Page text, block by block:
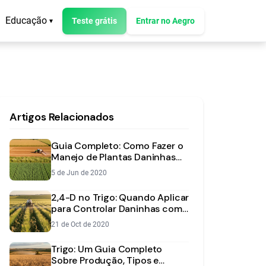
Educação ▾ Teste grátis Entrar no Aegro
Artigos Relacionados
Guia Completo: Como Fazer o
Manejo de Plantas Daninhas
no Trigo
5 de Jun de 2020
2,4-D no Trigo: Quando Aplicar
para Controlar Daninhas com
Segurança
21 de Oct de 2020
Trigo: Um Guia Completo
Sobre Produção, Tipos e